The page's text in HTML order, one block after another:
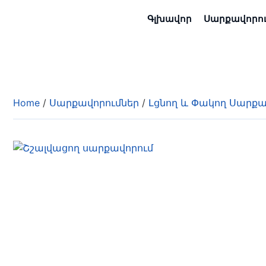
Գլխավոր
Home / Սարքավորումներ / Լցնող և Փակող